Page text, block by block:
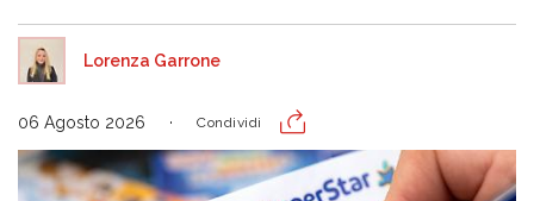
Lorenza Garrone
06 Agosto 2026 Condividi